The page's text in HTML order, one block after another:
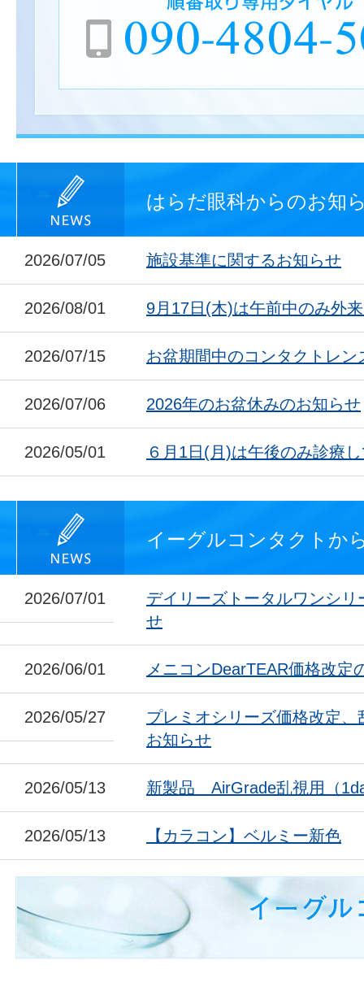
はらだ眼科からのお知
2026/07/05 施設基準に関するお知らせ
2026/08/01 9月17日(木)は午前中のみ外
2026/07/15 お盆期間中のコンタクトレン
2026/07/06 2026年のお盆休みのお知らせ
2026/05/01 ６月1日(月)は午後のみ診療
イーグルコンタクトか
2026/07/01
デイリーズトータルワンシ
せ
2026/06/01 メニコンDearTEAR価格改定
2026/05/27
プレミオシリーズ価格改定
お知らせ
2026/05/13 新製品 AirGrade乱視用（
2026/05/13 【カラコン】ベルミー新色